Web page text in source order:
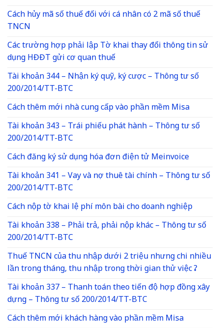
Cách hủy mã số thuế đối với cá nhân có 2 mã số thuế
TNCN
Các trường hợp phải lập Tờ khai thay đổi thông tin sử
dụng HĐĐT gửi cơ quan thuế
Tài khoản 344 – Nhận ký quỹ, ký cược – Thông tư số
200/2014/TT-BTC
Cách thêm mới nhà cung cấp vào phần mềm Misa
Tài khoản 343 – Trái phiếu phát hành – Thông tư số
200/2014/TT-BTC
Cách đăng ký sử dụng hóa đơn điện tử Meinvoice
Tài khoản 341 – Vay và nợ thuê tài chính – Thông tư số
200/2014/TT-BTC
Cách nộp tờ khai lệ phí môn bài cho doanh nghiệp
Tài khoản 338 – Phải trả, phải nộp khác – Thông tư số
200/2014/TT-BTC
Thuế TNCN của thu nhập dưới 2 triệu nhưng chi nhiều
lần trong tháng, thu nhập trong thời gian thử việc ?
Tài khoản 337 – Thanh toán theo tiến độ hợp đồng xây
dựng – Thông tư số 200/2014/TT-BTC
Cách thêm mới khách hàng vào phần mềm Misa